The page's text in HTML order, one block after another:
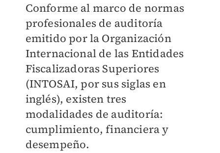
Conforme al marco de normas
profesionales de auditoría
emitido por la Organización
Internacional de las Entidades
Fiscalizadoras Superiores
(INTOSAI, por sus siglas en
inglés), existen tres
modalidades de auditoría:
cumplimiento, financiera y
desempeño.